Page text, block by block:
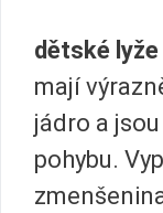
dětské lyže
mají
jádro a
pohybu.